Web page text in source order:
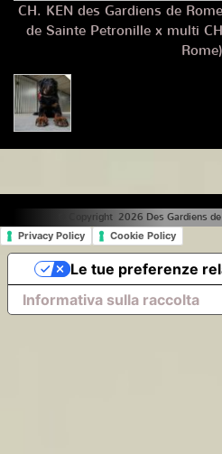
CH. KEN des Gardiens de
de Sainte Petronille x multi
Rome)
© Copyright 2026 Des Gardiens
Privacy Policy Cookie Policy
Informativa sulla raccolta
Le tue preferenze